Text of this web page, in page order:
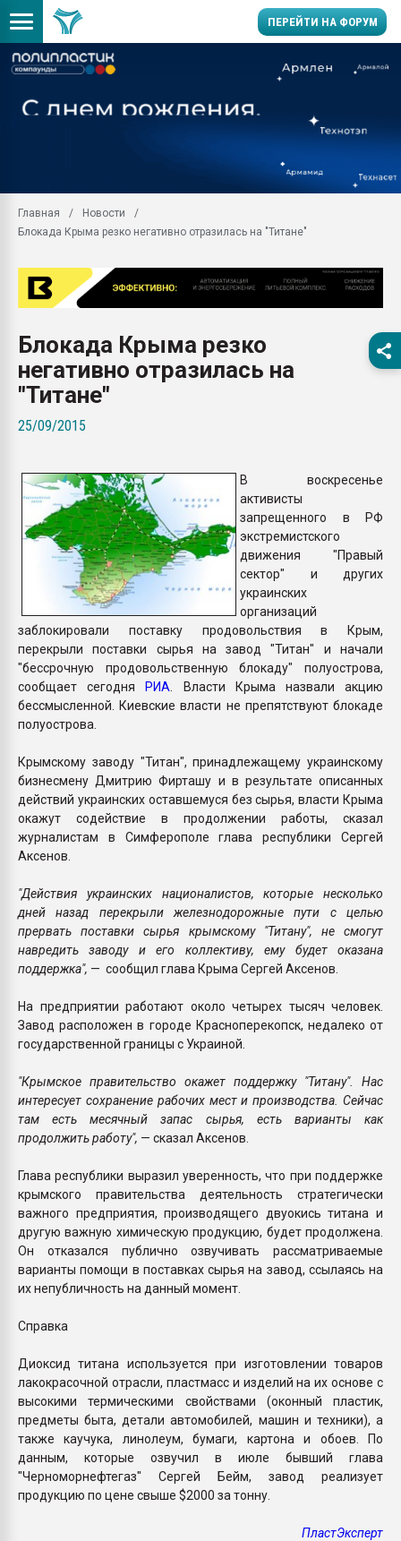
ПЕРЕЙТИ НА ФОРУМ
Вакуум-формовочные
ближайшее
28.07.2026
Всё, что касается
бутылок
Материал
вакуумного
Главная
Новости
Блокада Крыма резко негативно отразилась на "Титане"
Блокада Крыма резко
негативно отразилась на
"Титане"
25/09/2015
В воскресенье
активисты
запрещенного в РФ
экстремистского
движения "Правый
сектор" и других
украинских
организаций
заблокировали поставку продовольствия в Крым,
перекрыли поставки сырья на завод "Титан" и начали
"бессрочную продовольственную блокаду" полуострова,
сообщает сегодняРИА . Власти Крыма назвали акцию
бессмысленной. Киевские власти не препятствуют блокаде
полуострова.
Крымскому заводу "Титан", принадлежащему украинскому
бизнесмену Дмитрию Фирташу и в результате описанных
действий украинских оставшемуся без сырья, власти Крыма
окажут содействие в продолжении работы, сказал
журналистам в Симферополе глава республики Сергей
Аксенов.
"Действия украинских националистов, которые несколько
дней назад перекрыли железнодорожные пути с целью
прервать поставки сырья крымскому "Титану", не смогут
навредить заводу и его коллективу, ему будет оказана
поддержка", — сообщил глава Крыма Сергей Аксенов.
На предприятии работают около четырех тысяч человек.
Завод расположен в городе Красноперекопск, недалеко от
государственной границы с Украиной.
"Крымское правительство окажет поддержку "Титану". Нас
интересует сохранение рабочих мест и производства. Сейчас
там есть месячный запас сырья, есть варианты как
продолжить работу", — сказал Аксенов.
Глава республики выразил уверенность, что при поддержке
крымского правительства деятельность стратегически
важного предприятия, производящего двуокись титана и
другую важную химическую продукцию, будет продолжена.
Он отказался публично озвучивать рассматриваемые
варианты помощи в поставках сырья на завод, ссылаясь на
их непубличность на данный момент.
Справка
Диоксид титана используется при изготовлении товаров
лакокрасочной отрасли, пластмасс и изделий на их основе с
высокими термическими свойствами (оконный пластик,
предметы быта, детали автомобилей, машин и техники), а
также каучука, линолеум, бумаги, картона и обоев. По
данным, которые озвучил в июле бывший глава
"Черноморнефтегаз" Сергей Бейм, завод реализует
продукцию по цене свыше $2000 за тонну.
ПластЭксперт